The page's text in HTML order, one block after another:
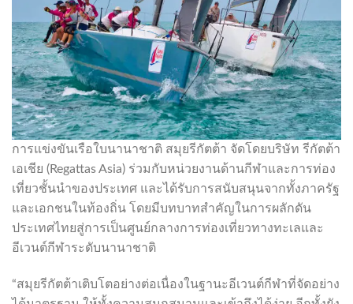
การแข่งขันเรือใบนานาชาติ สมุยรีกัตต้า จัดโดยบริษัท รีกัตต้า
เอเชีย (Regattas Asia) ร่วมกับหน่วยงานด้านกีฬาและการท่อง
เที่ยวชั้นนำของประเทศ และได้รับการสนับสนุนจากทั้งภาครัฐ
และเอกชนในท้องถิ่น โดยมีบทบาทสำคัญในการผลักดัน
ประเทศไทยสู่การเป็นศูนย์กลางการท่องเที่ยวทางทะเลและ
อีเวนต์กีฬาระดับนานาชาติ
“สมุยรีกัตต้าเติบโตอย่างต่อเนื่องในฐานะอีเวนต์กีฬาที่จัดอย่าง